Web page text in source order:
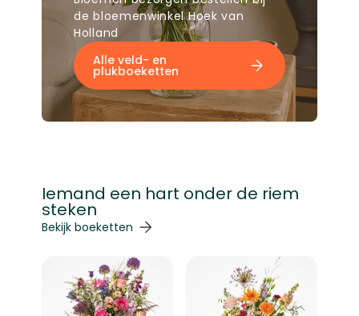
de bloemenwinkel Hoek van
Holland
Alle veld- en
plukboeketten
Iemand een hart onder de riem
steken
Navigeren door de elementen van de carrousel is
Druk om carrousel over te slaan
Bekijk boeketten